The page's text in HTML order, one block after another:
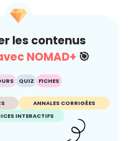
les contenus
NOMAD+ 🎯
QUIZ FICHES
ANNALES CORRIGÉES
INTERACTIFS